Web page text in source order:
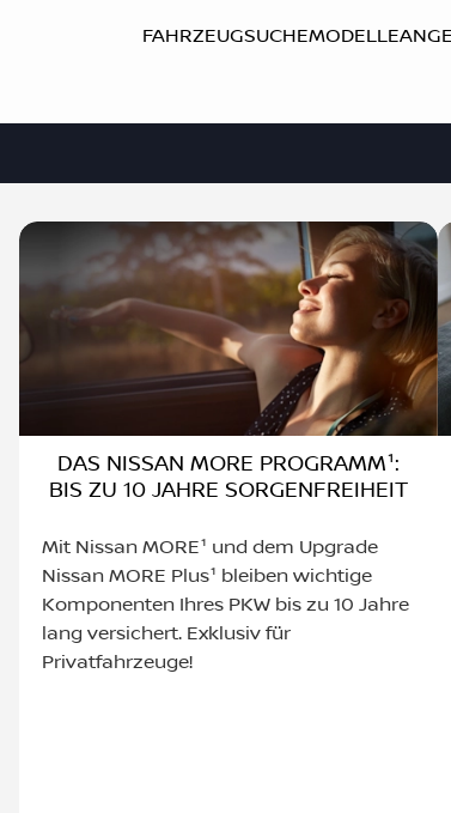
FAHRZEUGSUCHEMODELLE
DAS NISSAN MORE PROGRAMM¹:
BIS ZU 10 JAHRE SORGENFREIHEIT
Mit Nissan MORE¹ und dem Upgrade
Nissan MORE Plus¹ bleiben wichtige
Komponenten Ihres PKW bis zu 10 Jahre
lang versichert. Exklusiv für
Privatfahrzeuge!